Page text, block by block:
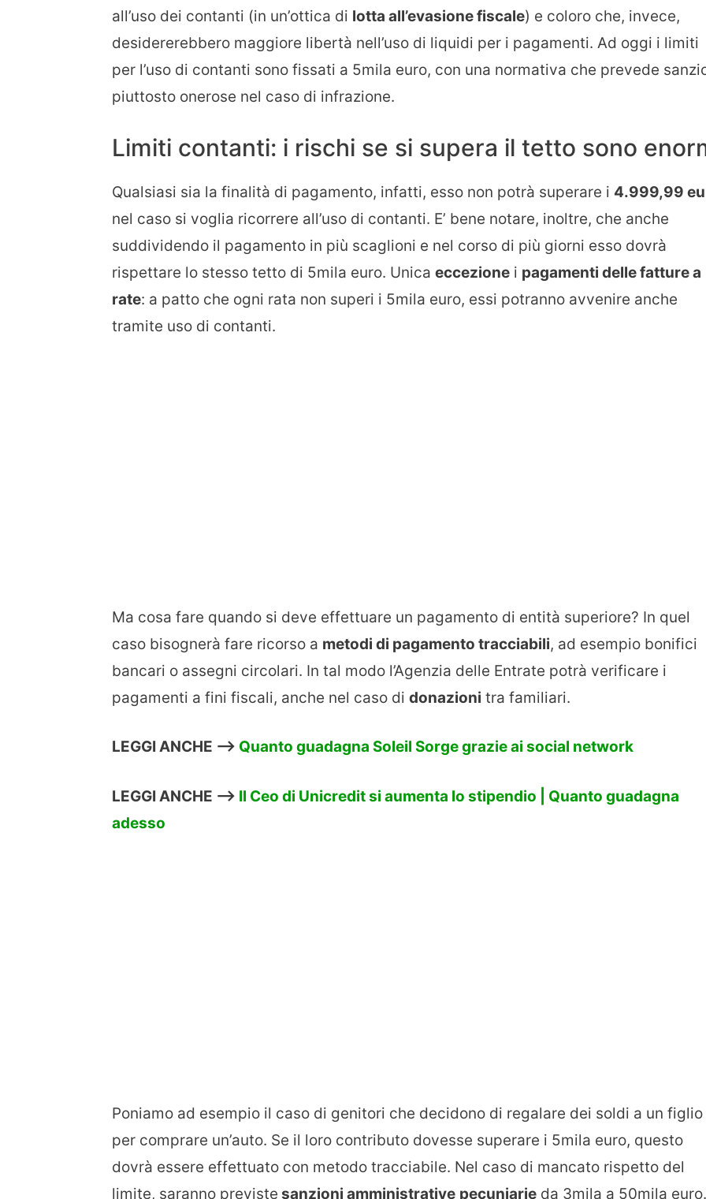
all’uso dei contanti (in un’ottica di lotta all’evasione fiscale) e coloro che, invece,
desidererebbero maggiore libertà nell’uso di liquidi per i pagamenti. Ad oggi i limiti
per l’uso di contanti sono fissati a 5mila euro, con una normativa che prevede
piuttosto onerose nel caso di infrazione.
Limiti contanti: i rischi se si supera il tetto sono
Qualsiasi sia la finalità di pagamento, infatti, esso non potrà superare i 4.999,99
nel caso si voglia ricorrere all’uso di contanti. E’ bene notare, inoltre, che anche
suddividendo il pagamento in più scaglioni e nel corso di più giorni esso dovrà
rispettare lo stesso tetto di 5mila euro. Unica eccezione i pagamenti delle fatture a
rate: a patto che ogni rata non superi i 5mila euro, essi potranno avvenire anche
tramite uso di contanti.
Ma cosa fare quando si deve effettuare un pagamento di entità superiore? In quel
caso bisognerà fare ricorso a metodi di pagamento tracciabili, ad esempio bonifici
bancari o assegni circolari. In tal modo l’Agenzia delle Entrate potrà verificare i
pagamenti a fini fiscali, anche nel caso di donazioni tra familiari.
LEGGI ANCHE –> Quanto guadagna Soleil Sorge grazie ai social network
LEGGI ANCHE –> Il Ceo di Unicredit si aumenta lo stipendio | Quanto guadagna
adesso
Poniamo ad esempio il caso di genitori che decidono di regalare dei soldi a un figlio
per comprare un’auto. Se il loro contributo dovesse superare i 5mila euro, questo
dovrà essere effettuato con metodo tracciabile. Nel caso di mancato rispetto del
limite, saranno previste sanzioni amministrative pecuniarie da 3mila a 50mila euro.